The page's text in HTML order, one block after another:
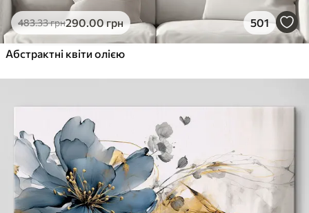
483.33грн290.00грн 501
Абстрактні квіти олією